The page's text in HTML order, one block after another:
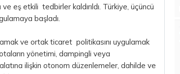
eş etkili tedbirler kaldırıldı. Türkiye, üçüncü
başladı.
ve ortak ticaret politikasını uygulamak
yönetimi, dampingli veya
ilişkin otonom düzenlemeler, dahilde ve